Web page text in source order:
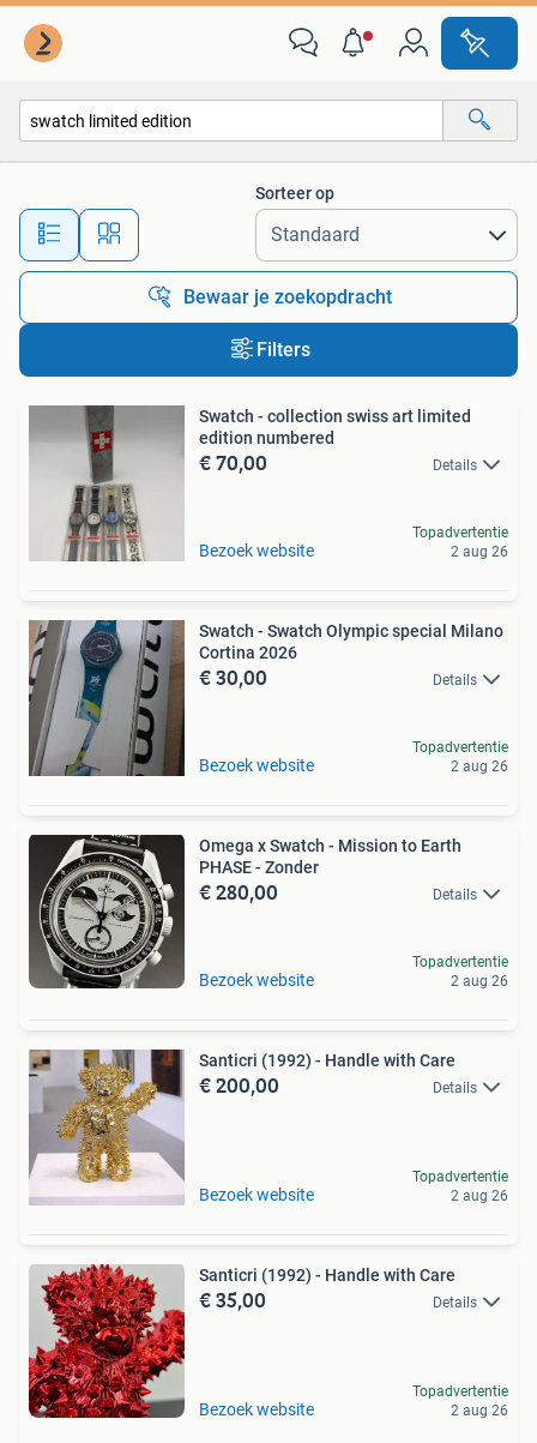
Alle afstanden…
Sorteer op
Bewaar je zoekopdracht
Filters
Swatch - collection swiss art limited
edition numbered
€ 70,00 Details
Bezoek website
Topadvertentie
2 aug 26
Swatch - Swatch Olympic special Milano
Cortina 2026
€ 30,00 Details
Bezoek website
Topadvertentie
2 aug 26
Omega x Swatch - Mission to Earth
PHASE - Zonder
€ 280,00 Details
Bezoek website
Topadvertentie
2 aug 26
Santicri (1992) - Handle with Care
€ 200,00 Details
Bezoek website
Topadvertentie
2 aug 26
Santicri (1992) - Handle with Care
€ 35,00 Details
Bezoek website
Topadvertentie
2 aug 26